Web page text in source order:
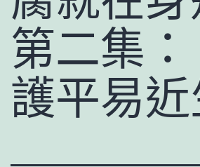
第二集
護平易近